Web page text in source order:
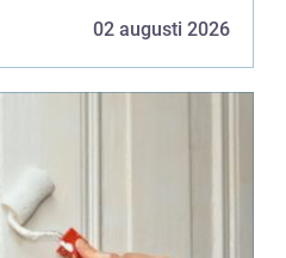
02 augusti 2026